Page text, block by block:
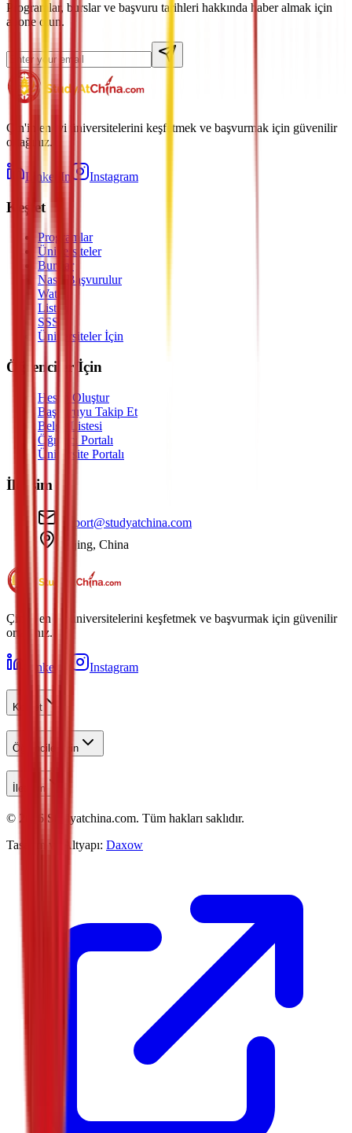
Programlar, burslar ve başvuru tarihleri hakkında haber almak için
abone olun.
Çin'in en iyi üniversitelerini keşfetmek ve başvurmak için güvenilir
ortağınız.
LinkedIn Instagram
Keşfet
Programlar
Üniversiteler
Burslar
Nasıl Başvurulur
Watch
Listen
SSS
Üniversiteler İçin
Öğrenciler İçin
Hesap Oluştur
Başvuruyu Takip Et
Belge Listesi
Öğrenci Portalı
Üniversite Portalı
İletişim
support@studyatchina.com
Beijing, China
Çin'in en iyi üniversitelerini keşfetmek ve başvurmak için güvenilir
ortağınız.
LinkedIn Instagram
Keşfet
Öğrenciler İçin
İletişim
© 2026 Studyatchina.com. Tüm hakları saklıdır.
Tasarım ve Altyapı: Daxow